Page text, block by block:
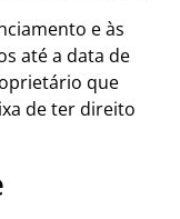
e às
até a data de
que
de ter direito